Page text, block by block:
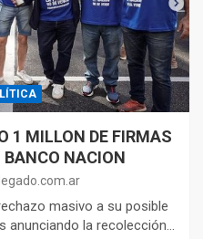
1 MILLON DE FIRMAS
NACION
masivo a su posible
anunciando la recolección…